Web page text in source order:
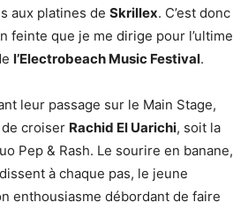
aux platines de Skrillex. C’est donc
feinte que je me dirige pour l’ultime
l’Electrobeach Music Festival.
leur passage sur le Main Stage,
de croiser Rachid El Uarichi, soit la
Pep & Rash. Le sourire en banane,
à chaque pas, le jeune
enthousiasme débordant de faire